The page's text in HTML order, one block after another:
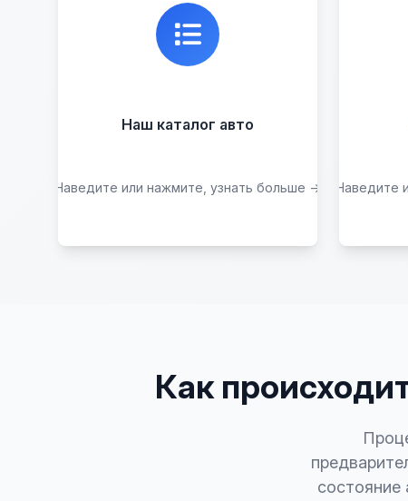
Наш каталог авто
Наведите или нажмите, узнать больше →
Каталог проверенных
автомобилей в отличном
состоянии, где вы можете
найти подробную
Посмотреть каталог Наведите
Как
состояние